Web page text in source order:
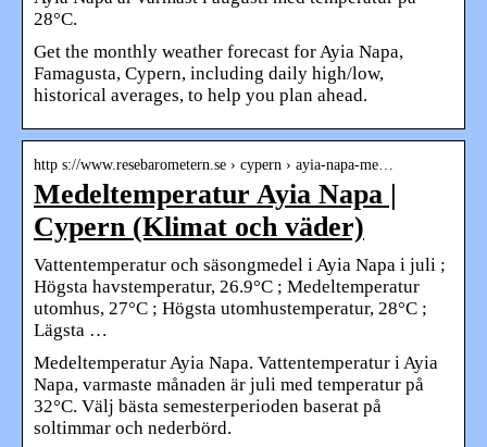
28°C.
Get the monthly weather forecast for Ayia Napa,
Famagusta, Cypern, including daily high/low,
historical averages, to help you plan ahead.
http s://www.resebarometern.se › cypern › ayia-napa-me…
Medeltemperatur Ayia Napa |
Cypern (Klimat och väder)
Vattentemperatur och säsongmedel i Ayia Napa i juli ;
Högsta havstemperatur, 26.9°C ; Medeltemperatur
utomhus, 27°C ; Högsta utomhustemperatur, 28°C ;
Lägsta …
Medeltemperatur Ayia Napa. Vattentemperatur i Ayia
Napa, varmaste månaden är juli med temperatur på
32°C. Välj bästa semesterperioden baserat på
soltimmar och nederbörd.